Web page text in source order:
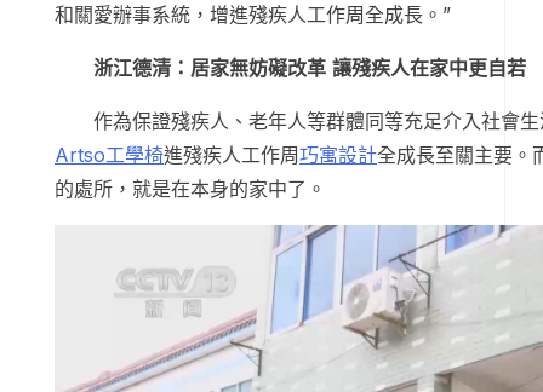
和關愛辦事系統，增進殘疾人工作周全成長。”
浙江德清：居家無妨礙改革 讓殘疾人在家中更自若
作為保證殘疾人、老年人等群體同等充足介入社會
Artso工學椅進殘疾人工作周巧寓設計全成長至關主要。
的處所，就是在本身的家中了。